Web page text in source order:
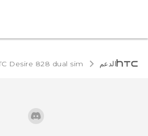
الدعم Desire 828 dual sim‎